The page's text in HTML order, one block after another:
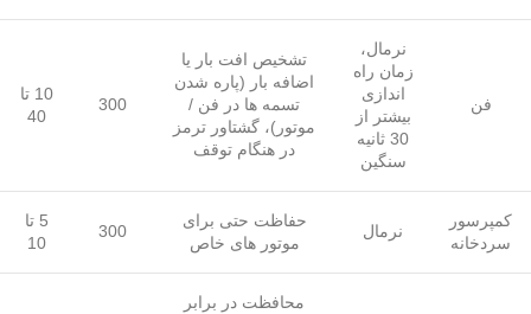
فن
نرمال،
زمان راه
اندازی
بیشتر از
30 ثانیه
سنگین
تشخیص افت بار یا
اضافه بار (پاره شدن
تسمه ها در فن /
موتور)، گشتاور ترمز
در هنگام توقف
300
10 تا
40
کمپرسور
سردخانه
نرمال
حفاظت حتی برای
موتور های خاص
300
5 تا
10
محافظت در برابر